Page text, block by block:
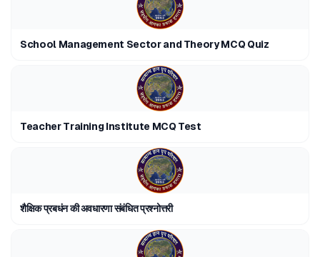
School Management Sector and Theory MCQ Quiz
Teacher Training Institute MCQ Test
शैक्षिक प्रबधंन की अवधारणा संबंधित प्रश्नोत्तरी